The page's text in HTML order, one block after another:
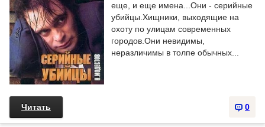
еще, и еще имена...Они - серийные
убийцы.Хищники, выходящие на
охоту по улицам современных
городов.Они невидимы,
неразличимы в толпе обычных...
0
Читать